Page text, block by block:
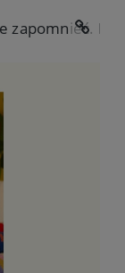
zapomnieć.